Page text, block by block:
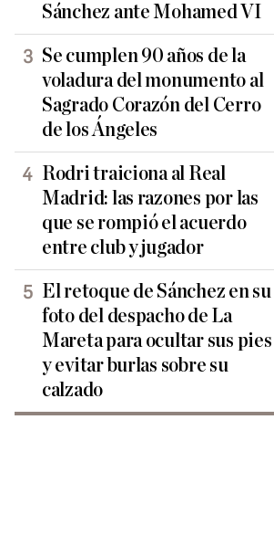
Sánchez ante Mohamed VI
Se cumplen 90 años de la
voladura del monumento al
Sagrado Corazón del Cerro
de los Ángeles
Rodri traiciona al Real
Madrid: las razones por las
que se rompió el acuerdo
entre club y jugador
El retoque de Sánchez en su
foto del despacho de La
Mareta para ocultar sus pies
y evitar burlas sobre su
calzado